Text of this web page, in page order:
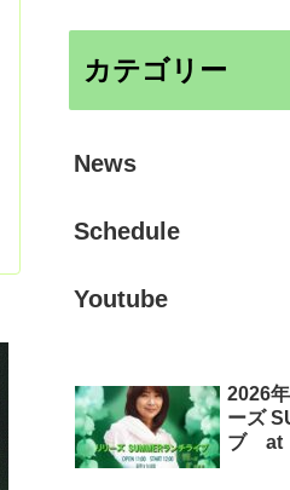
カテゴリー
News
Schedule
Youtube
2026
ーズ
ブ at